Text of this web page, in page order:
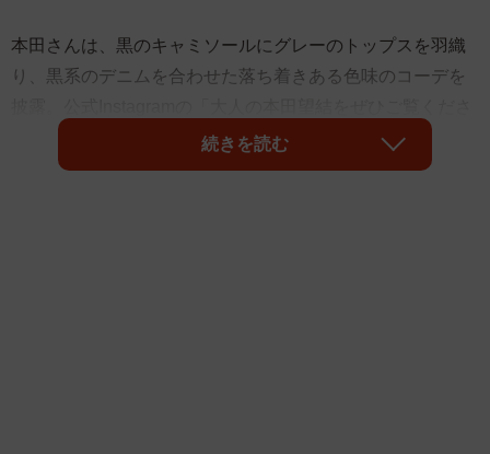
本田さんは、黒のキャミソールにグレーのトップスを羽織
り、黒系のデニムを合わせた落ち着きある色味のコーデを
い」という言葉通り、可愛らしい笑顔にも大人びた淑やか
さが感じられる。
続きを読む